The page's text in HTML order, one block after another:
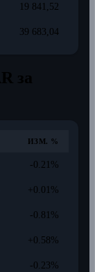
19 841,52
39 683,04
ИЗМ. %
-0.21%
+0.01%
-0.81%
+0.58%
-0.23%